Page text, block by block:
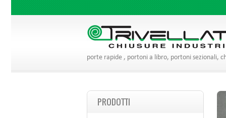
porte rapide , portoni a libro, portoni sezionali,
PRODOTTI